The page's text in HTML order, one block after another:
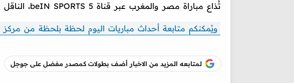
تُذاع مباراة مصر والمغرب عبر قناة beIN SPORTS 5، الناقل الحصري للبطولة.
ويُمكنكم متابعة أحداث مباريات اليوم لحظة بلحظة من مركز
لمتابعه المزيد من الاخبار أضف بطولات كمصدر مفضل على جوجل